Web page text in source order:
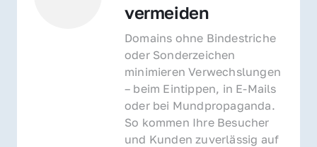
vermeiden
Domains ohne Bindestriche
oder Sonderzeichen
minimieren Verwechslungen
– beim Eintippen, in E-Mails
oder bei Mundpropaganda.
So kommen Ihre Besucher
und Kunden zuverlässig auf